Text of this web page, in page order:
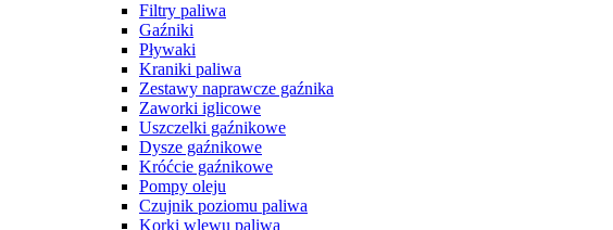
Filtry paliwa
Gaźniki
Pływaki
Kraniki paliwa
Zestawy naprawcze gaźnika
Zaworki iglicowe
Uszczelki gaźnikowe
Dysze gaźnikowe
Króćcie gaźnikowe
Pompy oleju
Czujnik poziomu paliwa
Korki wlewu paliwa